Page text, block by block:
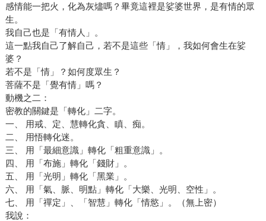
感情能一把火，化為灰燼嗎？畢竟這裡是娑婆世界，是有情的眾
生。
我自己也是「有情人」。
這一點我自己了解自己，若不是這些「情」，我如何會生在娑
婆？
若不是「情」？如何度眾生？
菩薩不是「覺有情」嗎？
動機之二：
密教的關鍵是「轉化」二字。
一、 用戒、定、慧轉化貪、瞋、痴。
二、 用悟轉化迷。
三、 用「最細意識」轉化「粗重意識」。
四、 用「布施」轉化「錢財」。
五、 用「光明」轉化「黑業」。
六、 用「氣、脈、明點」轉化「大樂、光明、空性」。
七、 用「禪定」、「智慧」轉化「情慾」。（無上密）
我說：